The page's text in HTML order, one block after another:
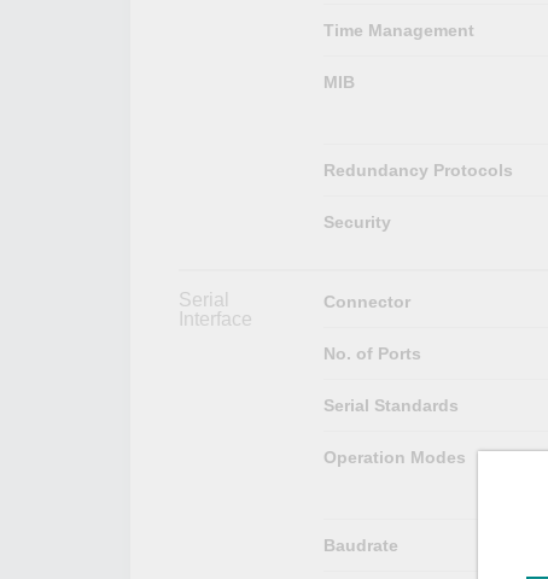
Time Management
MIB
Redundancy Protocols
Security
Serial
Interface
Connector
No. of Ports
Serial Standards
Operation Modes
Baudrate